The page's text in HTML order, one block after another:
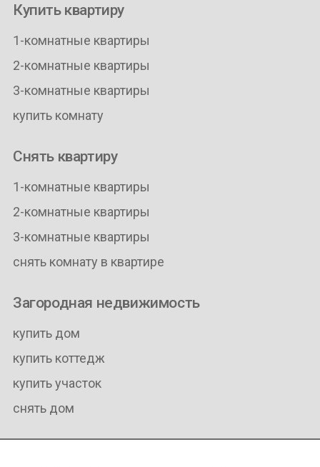
Купить квартиру
1-комнатные квартиры
2-комнатные квартиры
3-комнатные квартиры
купить комнату
Снять квартиру
1-комнатные квартиры
2-комнатные квартиры
3-комнатные квартиры
снять комнату в квартире
Загородная недвижимость
купить дом
купить коттедж
купить участок
снять дом